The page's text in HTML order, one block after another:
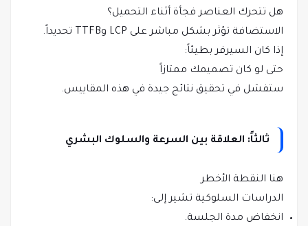
هل تتحرك العناصر فجأة أثناء التحميل؟
الاستضافة تؤثر بشكل مباشر على LCP وTTFB تحديداً.
إذا كان السيرفر بطيئاً:
حتى لو كان تصميمك ممتازاً
ستفشل في تحقيق نتائج جيدة في هذه المقاييس.
ثالثاً: العلاقة بين السرعة والسلوك البشري
هنا النقطة الأخطر
الدراسات السلوكية تشير إلى:
انخفاض مدة الجلسة.